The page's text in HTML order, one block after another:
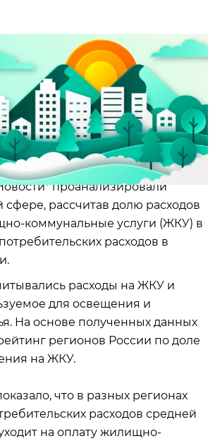
проанализировали
сфере, рассчитав долю расходов
коммунальные услуги (ЖКУ) в
расходов в
расходы на ЖКУ и
для освещения и
На основе полученных данных
регионов России по доле
на ЖКУ.
что в разных регионах
расходов средней
на оплату жилищно-